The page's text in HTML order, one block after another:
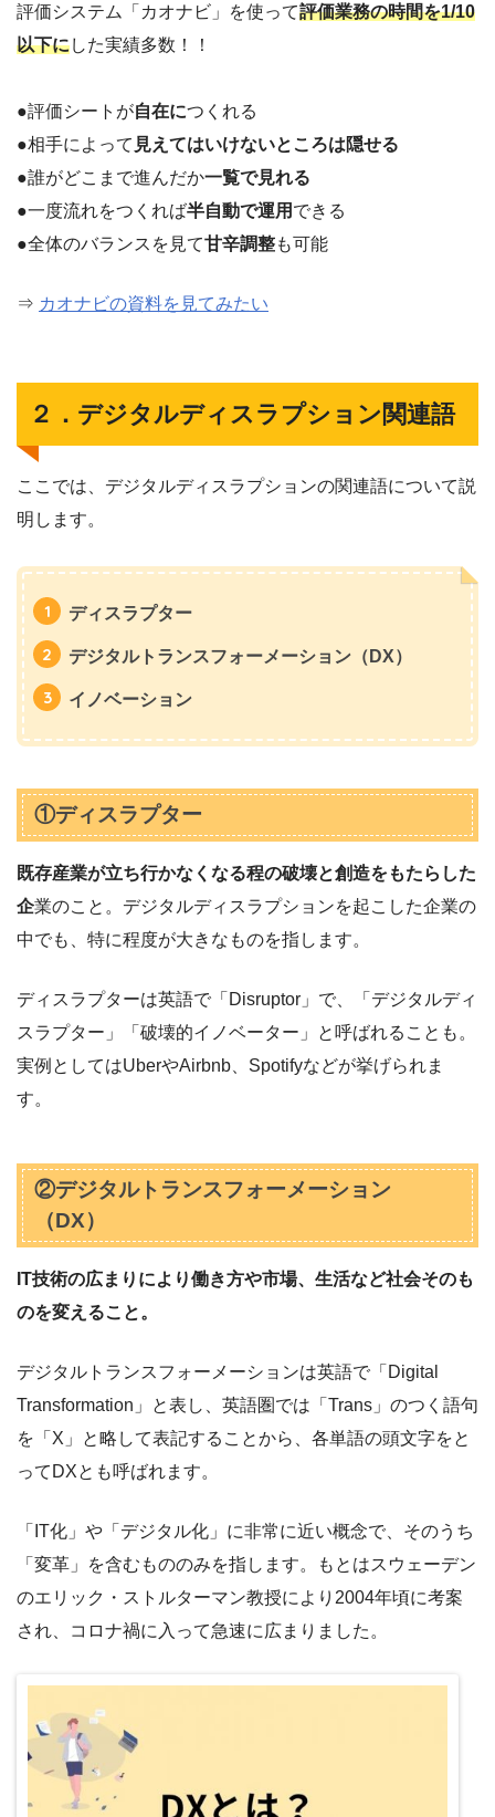
評価システム「カオナビ」を使って評価業務の時間を1/10
以下にした実績多数！！
●評価シートが自在につくれる
●相手によって 見えてはいけないところは隠せる
●誰がどこまで進んだか一覧で見れる
●一度流れをつくれば半自動で運用 できる
●全体のバランスを見て甘辛調整も可能
⇒ カオナビの資料を見てみたい
２．デジタルディスラプション関連語
ここでは、デジタルディスラプションの関連語について説
明します。
ディスラプター
デジタルトランスフォーメーション（DX）
イノベーション
①ディスラプター
既存産業が立ち行かなくなる程の破壊と創造をもたらした
企業のこと。デジタルディスラプションを起こした企業の
中でも、特に程度が大きなものを指します。
ディスラプターは英語で「Disruptor」で、「デジタルディ
スラプター」「破壊的イノベーター」と呼ばれることも。
実例としてはUberやAirbnb、Spotifyなどが挙げられま
す。
②デジタルトランスフォーメーション
（DX）
IT技術の広まりにより働き方や市場、生活など社会そのも
のを変えること。
デジタルトランスフォーメーションは英語で「Digital
Transformation」と表し、英語圏では「Trans」のつく語句
を「X」と略して表記することから、各単語の頭文字をと
ってDXとも呼ばれます。
「IT化」や「デジタル化」に非常に近い概念で、そのうち
「変革」を含むもののみを指します。もとはスウェーデン
のエリック・ストルターマン教授により2004年頃に考案
され、コロナ禍に入って急速に広まりました。